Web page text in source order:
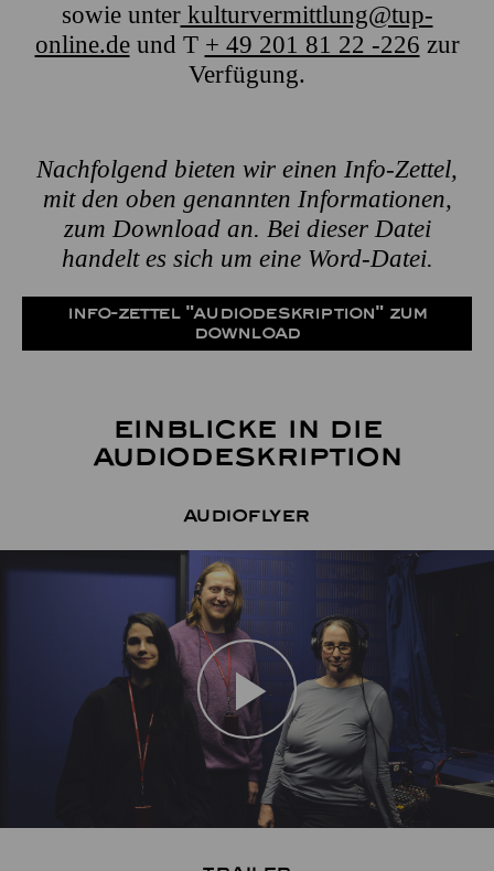
sowie unterkulturvermittlung@tup-
online.deund T + 49 201 81 22 -226 zur
Verfügung.
Nachfolgend bieten wir einen Info-Zettel,
mit den oben genannten Informationen,
zum Download an. Bei dieser Datei
handelt es sich um eine Word-Datei.
INFO-ZETTEL "AUDIODESKRIPTION" ZUM
DOWNLOAD
Einblicke in die
Audiodeskription
Audioflyer
Play
Video